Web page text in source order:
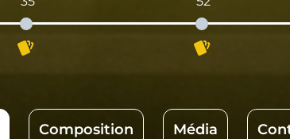
Composition Média